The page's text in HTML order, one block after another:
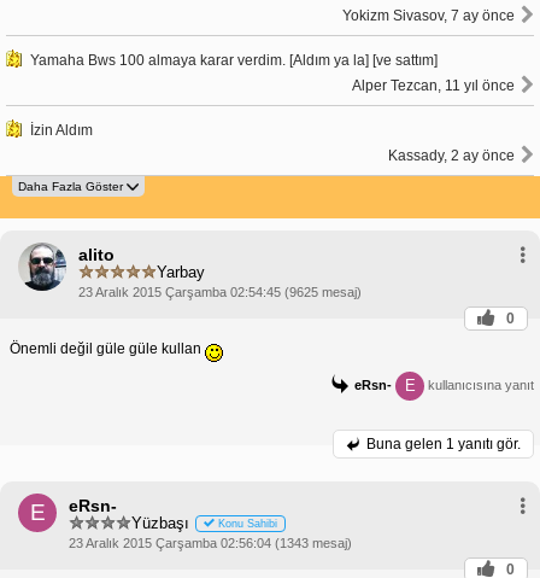
Yokizm Sivasov, 7 ay önce
Yamaha Bws 100 almaya karar verdim. [Aldım ya la] [ve sattım]
Alper Tezcan, 11 yıl önce
İzin Aldım
Kassady, 2 ay önce
alito
Yarbay
23 Aralık 2015 Çarşamba 02:54:45 (9625 mesaj)
0
Önemli değil güle güle kullan
eRsn- E kullanıcısına yanıt
Buna gelen 1 yanıtı gör.
E eRsn-
Yüzbaşı Konu Sahibi
23 Aralık 2015 Çarşamba 02:56:04 (1343 mesaj)
0